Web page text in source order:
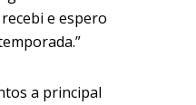
e espero
a principal